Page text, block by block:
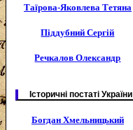
Таїрова-Яковлева Тетяна
Піддубний Сергій
Речкалов Олександр
Історичні постаті України
Богдан Хмельницький